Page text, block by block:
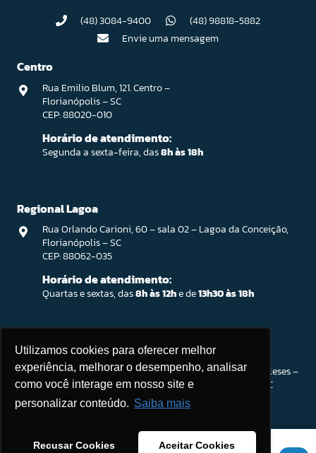
Utilizamos cookies para oferecer melhor
experiência, melhorar o desempenho, analisar
como você interage em nosso site e
personalizar conteúdo. Saiba mais
Recusar Cookies Aceitar Cookies
(48) 3084-9400
(48) 98818-5882
Envie uma mensagem
Centro
Rua Emilio Blum, 121. Centro –
Florianópolis – SC
CEP: 88020-010
Horário de atendimento:
Segunda a sexta-feira, das8h às 18h
Regional Lagoa
Rua Orlando Carioni, 60 – sala 02 – Lagoa da Conceição,
Florianópolis – SC
CEP: 88062-035
Horário de atendimento:
Quartas e sextas, das8h às 12he de13h30 às 18h
Ingleses / Atendimento Parceiro SEBRAE
Rod. João Gualberto Soares, 56 – Open Shopping Ingleses –
Sala 201. Ingleses do Rio Vermelho, Florianópolis – SC
CEP: 88058-300
Segunda a sexta-feira, das8h às 18h
(Intervalo:12h às 13h30
Este site usa cookies para melhorar sua experiência. Se você